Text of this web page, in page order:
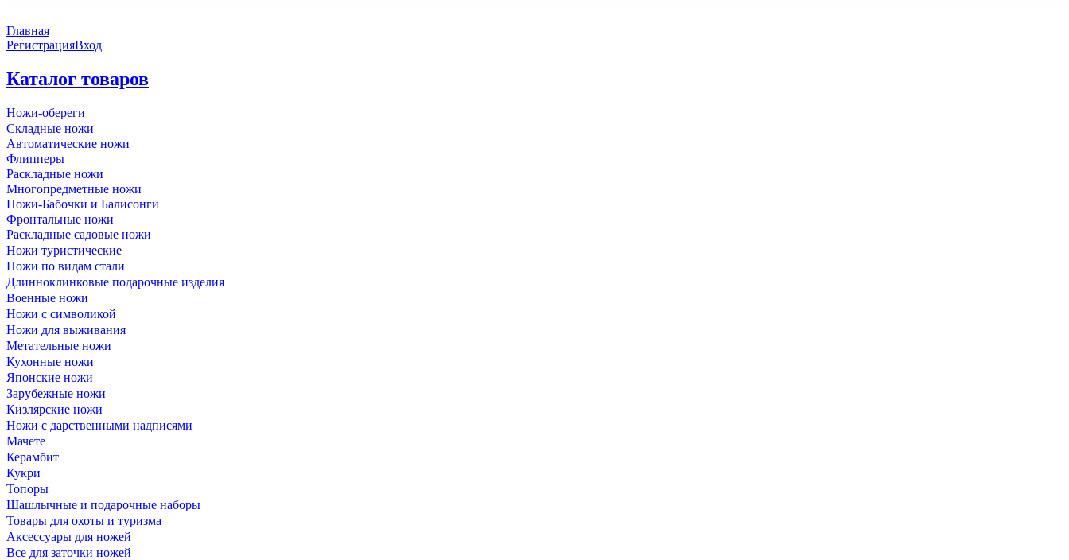
Главная
РегистрацияВход
Каталог товаров
Ножи-обереги
Складные ножи
Автоматические ножи
Флипперы
Раскладные ножи
Многопредметные ножи
Ножи-Бабочки и Балисонги
Фронтальные ножи
Раскладные садовые ножи
Ножи туристические
Ножи по видам стали
Длинноклинковые подарочные изделия
Военные ножи
Ножи с символикой
Ножи для выживания
Метательные ножи
Кухонные ножи
Японские ножи
Зарубежные ножи
Кизлярские ножи
Ножи с дарственными надписями
Мачете
Керамбит
Кукри
Топоры
Шашлычные и подарочные наборы
Товары для охоты и туризма
Аксессуары для ножей
Все для заточки ножей